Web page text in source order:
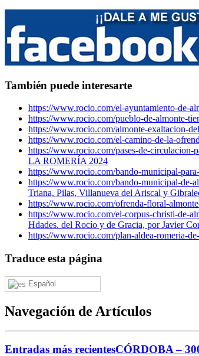
También puede interesarte
https://www.rocio.com/el-ayuntamiento-de-
https://www.rocio.com/pueblo-de-almonte-
https://www.rocio.com/almonte-exaltacion-
https://www.rocio.com/el-camino-de-la-
https://www.rocio.com/pases-de-circulacion-
LA ROMERÍA 2024
https://www.rocio.com/bando-municipal-
https://www.rocio.com/bando-municipal-de-
Triana, Pilas, Villanueva del Ariscal y
https://www.rocio.com/ofrenda-floral-
https://www.rocio.com/el-corpus-christi-de-
Hdades. del Rocío y de Gracia, por Javier
https://www.rocio.com/plan-aldea-romeria-
Traduce esta página
Español
Navegación de Artículos
Entradas más recientesCÓRDOBA –